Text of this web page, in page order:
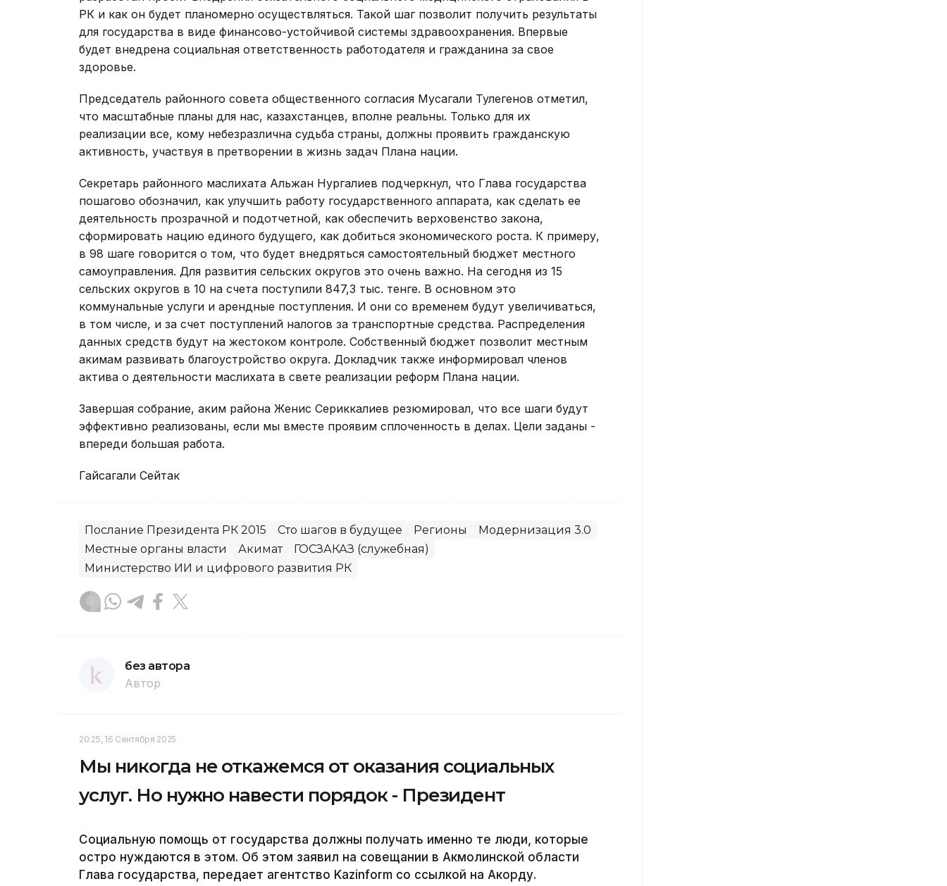
РК и как он будет планомерно осуществляться. Такой шаг позволит получить результаты
для государства в виде финансово-устойчивой системы здравоохранения. Впервые
будет внедрена социальная ответственность работодателя и гражданина за свое
здоровье.
Председатель районного совета общественного согласия Мусагали Тулегенов отметил,
что масштабные планы для нас, казахстанцев, вполне реальны. Только для их
реализации все, кому небезразлична судьба страны, должны проявить гражданскую
активность, участвуя в претворении в жизнь задач Плана нации.
Секретарь районного маслихата Альжан Нургалиев подчеркнул, что Глава государства
пошагово обозначил, как улучшить работу государственного аппарата, как сделать ее
деятельность прозрачной и подотчетной, как обеспечить верховенство закона,
сформировать нацию единого будущего, как добиться экономического роста. К примеру,
в 98 шаге говорится о том, что будет внедряться самостоятельный бюджет местного
самоуправления. Для развития сельских округов это очень важно. На сегодня из 15
сельских округов в 10 на счета поступили 847,3 тыс. тенге. В основном это
коммунальные услуги и арендные поступления. И они со временем будут увеличиваться,
в том числе, и за счет поступлений налогов за транспортные средства. Распределения
данных средств будут на жестоком контроле. Собственный бюджет позволит местным
акимам развивать благоустройство округа. Докладчик также информировал членов
актива о деятельности маслихата в свете реализации реформ Плана нации.
Завершая собрание, аким района Женис Сериккалиев резюмировал, что все шаги будут
эффективно реализованы, если мы вместе проявим сплоченность в делах. Цели заданы -
впереди большая работа.
Гайсагали Сейтак
Послание Президента РК 2015 Сто шагов в будущее Регионы
Модернизация 3.0
Местные органы власти
Акимат
ГОСЗАКАЗ (служебная)
Министерство ИИ и цифрового развития РК
без автора
Автор
20:25, 16 Сентября 2025
Мы никогда не откажемся от оказания социальных
услуг. Но нужно навести порядок - Президент
Социальную помощь от государства должны получать именно те люди, которые
остро нуждаются в этом. Об этом заявил на совещании в Акмолинской области
Глава государства, передает агентство Kazinform со ссылкой на Акорду.